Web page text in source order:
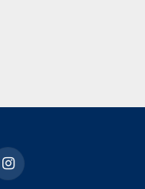
Instagram